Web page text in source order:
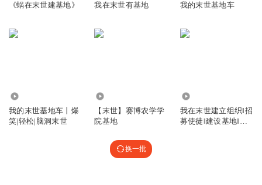
《蜗在末世建基地》 我在末世有基地 我的末世基地车
我的末世基地车丨爆
笑|轻松|脑洞末世
【末世】赛博农学学
院基地
我在末世建立组织‖招
募使徒‖建设基地‖张
换一批